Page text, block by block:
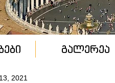
გალერეა
2021